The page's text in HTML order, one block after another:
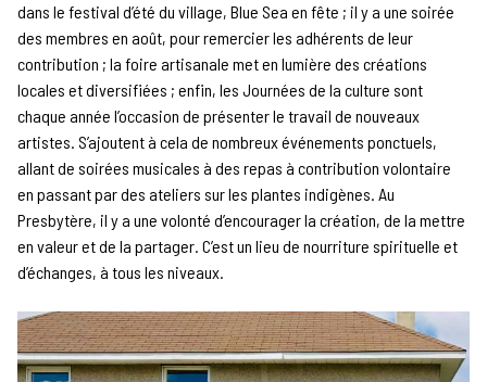
dans le festival d’été du village, Blue Sea en fête ; il y a une soirée
des membres en août, pour remercier les adhérents de leur
contribution ; la foire artisanale met en lumière des créations
locales et diversifiées ; enfin, les Journées de la culture sont
chaque année l’occasion de présenter le travail de nouveaux
artistes. S’ajoutent à cela de nombreux événements ponctuels,
allant de soirées musicales à des repas à contribution volontaire
en passant par des ateliers sur les plantes indigènes. Au
Presbytère, il y a une volonté d’encourager la création, de la mettre
en valeur et de la partager. C’est un lieu de nourriture spirituelle et
d’échanges, à tous les niveaux.